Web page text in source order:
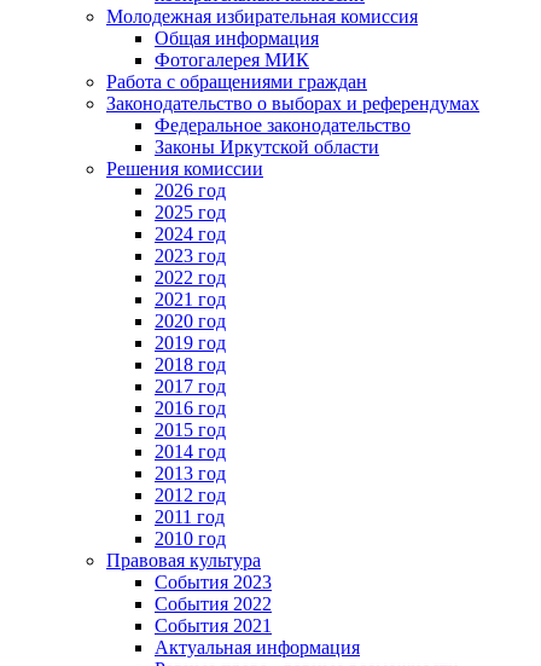
Молодежная избирательная комиссия
Общая информация
Фотогалерея МИК
Работа с обращениями граждан
Законодательство о выборах и референдумах
Федеральное законодательство
Законы Иркутской области
Решения комиссии
2026 год
2025 год
2024 год
2023 год
2022 год
2021 год
2020 год
2019 год
2018 год
2017 год
2016 год
2015 год
2014 год
2013 год
2012 год
2011 год
2010 год
Правовая культура
События 2023
События 2022
События 2021
Актуальная информация